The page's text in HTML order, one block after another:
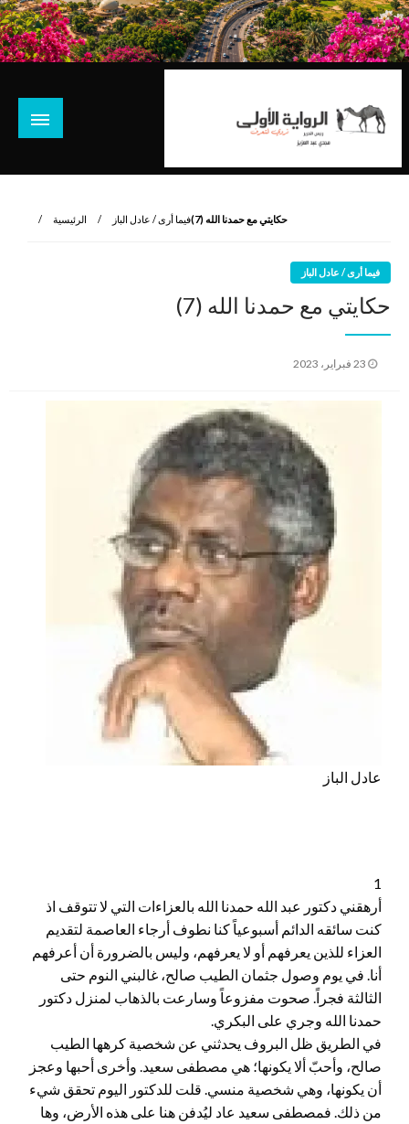
نروي لتعرف
الرئيسية فيما أرى / عادل الباز حكايتي مع حمدنا الله (7)
فيما أرى / عادل الباز
حكايتي مع حمدنا الله (7)
نُشر
23 فبراير، 2023
عادل الباز
1
أرهقني دكتور عبد الله حمدنا الله بالعزاءات التي لا تتوقف اذ
كنت سائقه الدائم أسبوعياً كنا نطوف أرجاء العاصمة لتقديم
العزاء للذين يعرفهم أو لا يعرفهم، وليس بالضرورة أن أعرفهم
أنا. في يوم وصول جثمان الطيب صالح، غالبني النوم حتى
الثالثة فجراً. صحوت مفزوعاً وسارعت بالذهاب لمنزل دكتور
حمدنا الله وجري على البكري.
في الطريق ظل البروف يحدثني عن شخصية كرهها الطيب
صالح، وأحبّ ألا يكونها؛ هي مصطفى سعيد. وأخرى أحبها وعجز
أن يكونها، وهي شخصية منسي. قلت للدكتور اليوم تحقق شيء
من ذلك. فمصطفى سعيد عاد ليُدفن هنا على هذه الأرض، وها